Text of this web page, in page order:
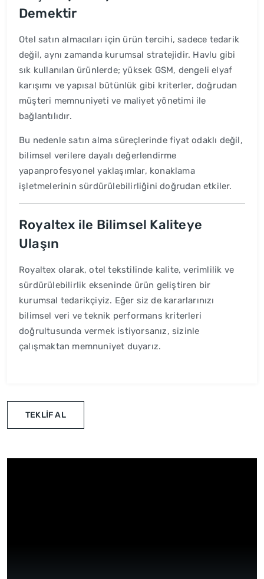
Demektir
Otel satın almacıları için ürün tercihi, sadece tedarik
değil, aynı zamanda kurumsal stratejidir. Havlu gibi
sık kullanılan ürünlerde; yüksek GSM, dengeli elyaf
karışımı ve yapısal bütünlük gibi kriterler, doğrudan
müşteri memnuniyeti ve maliyet yönetimi ile
bağlantılıdır.
Bu nedenle satın alma süreçlerinde fiyat odaklı değil,
bilimsel verilere dayalı değerlendirme
yapanprofesyonel yaklaşımlar, konaklama
işletmelerinin sürdürülebilirliğini doğrudan etkiler.
Royaltex ile Bilimsel Kaliteye
Ulaşın
Royaltex olarak, otel tekstilinde kalite, verimlilik ve
sürdürülebilirlik ekseninde ürün geliştiren bir
kurumsal tedarikçiyiz. Eğer siz de kararlarınızı
bilimsel veri ve teknik performans kriterleri
doğrultusunda vermek istiyorsanız, sizinle
çalışmaktan memnuniyet duyarız.
TEKLİF AL